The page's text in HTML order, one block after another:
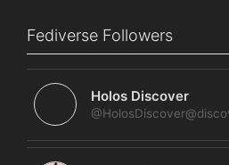
Fediverse Followers
Holos Discover